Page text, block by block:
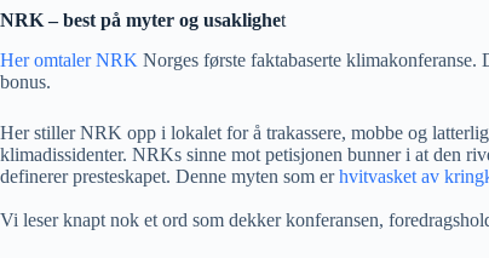
NRK – best på myter og usaklighet
Her omtaler NRK Norges første faktabaserte
bonus.
Her stiller NRK opp i lokalet for å trakassere, mobbe og
klimadissidenter. NRKs sinne mot petisjonen bunner i at den
definerer presteskapet. Denne myten som erhvitvasket av
Vi leser knapt nok et ord som dekker konferansen,